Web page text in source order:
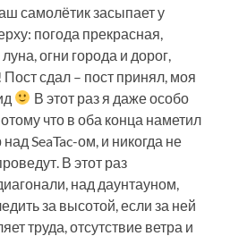
самолётик засыпает у
погода прекрасная,
огни города и дорог,
Пост сдал – пост принял, моя
В этот раз я даже особо
что в оба конца наметил
SeaTac-ом, и никогда не
В этот раз
над даунтауном,
за высотой, если за ней
труда, отсутствие ветра и